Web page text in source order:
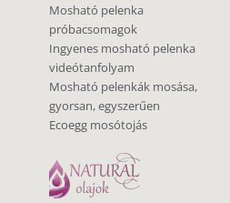
Mosható pelenka
próbacsomagok
Ingyenes mosható pelenka
videótanfolyam
Mosható pelenkák mosása,
gyorsan, egyszerűen
Ecoegg mosótojás